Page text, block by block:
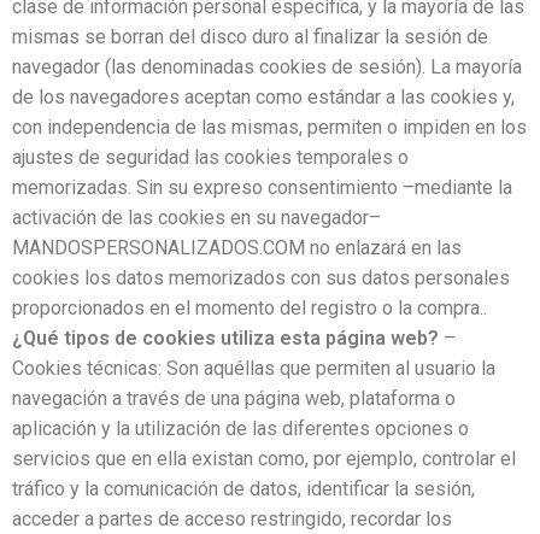
clase de información personal específica, y la mayoría de las
mismas se borran del disco duro al finalizar la sesión de
navegador (las denominadas cookies de sesión). La mayoría
de los navegadores aceptan como estándar a las cookies y,
con independencia de las mismas, permiten o impiden en los
ajustes de seguridad las cookies temporales o
memorizadas. Sin su expreso consentimiento –mediante la
activación de las cookies en su navegador–
MANDOSPERSONALIZADOS.COM no enlazará en las
cookies los datos memorizados con sus datos personales
proporcionados en el momento del registro o la compra..
¿Qué tipos de cookies utiliza esta página web? –
Cookies técnicas: Son aquéllas que permiten al usuario la
navegación a través de una página web, plataforma o
aplicación y la utilización de las diferentes opciones o
servicios que en ella existan como, por ejemplo, controlar el
tráfico y la comunicación de datos, identificar la sesión,
acceder a partes de acceso restringido, recordar los